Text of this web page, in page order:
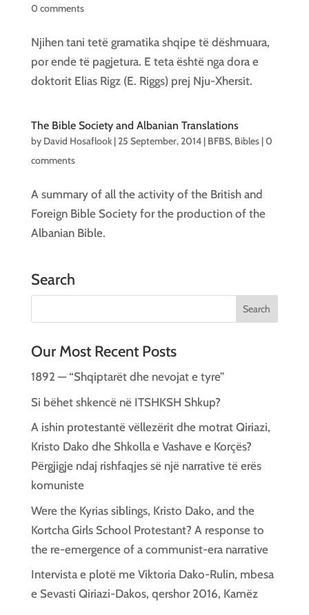
0 comments
Njihen tani tetë gramatika shqipe të dëshmuara,
por ende të pagjetura. E teta është nga dora e
doktorit Elias Rigz (E. Riggs) prej Nju-Xhersit.
The Bible Society and Albanian Translations
by David Hosaflook|25 September, 2014| BFBS, Bibles|0
comments
A summary of all the activity of the British and
Foreign Bible Society for the production of the
Albanian Bible.
Search
Our Most Recent Posts
1892 — “Shqiptarët dhe nevojat e tyre”
Si bëhet shkencë në ITSHKSH Shkup?
A ishin protestantë vëllezërit dhe motrat Qiriazi,
Kristo Dako dhe Shkolla e Vashave e Korçës?
Përgjigje ndaj rishfaqjes së një narrative të erës
komuniste
Were the Kyrias siblings, Kristo Dako, and the
Kortcha Girls School Protestant? A response to
the re-emergence of a communist-era narrative
Intervista e plotë me Viktoria Dako-Rulin, mbesa
e Sevasti Qiriazi-Dakos, qershor 2016, Kamëz